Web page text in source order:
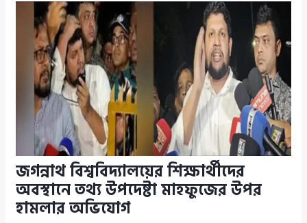
জগন্নাথ বিশ্ববিদ্যালয়ের শিক্ষার্থীদের
অবস্থানে তথ্য উপদেষ্টা মাহফুজের উপর
হামলার অভিযোগ